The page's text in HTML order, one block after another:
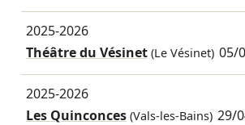
2025-2026
Théâtre du Vésinet(Le Vésinet) 05/
2025-2026
Les Quinconces(Vals-les-Bains) 29/